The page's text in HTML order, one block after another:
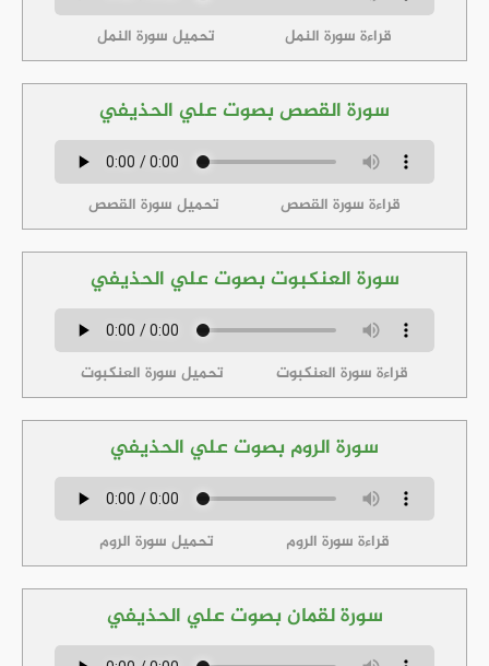
قراءة سورة النمل تحميل سورة النمل
سورة القصص بصوت علي الحذيفي
قراءة سورة القصص تحميل سورة القصص
سورة العنكبوت بصوت علي الحذيفي
قراءة سورة العنكبوت تحميل سورة العنكبوت
سورة الروم بصوت علي الحذيفي
قراءة سورة الروم تحميل سورة الروم
سورة لقمان بصوت علي الحذيفي